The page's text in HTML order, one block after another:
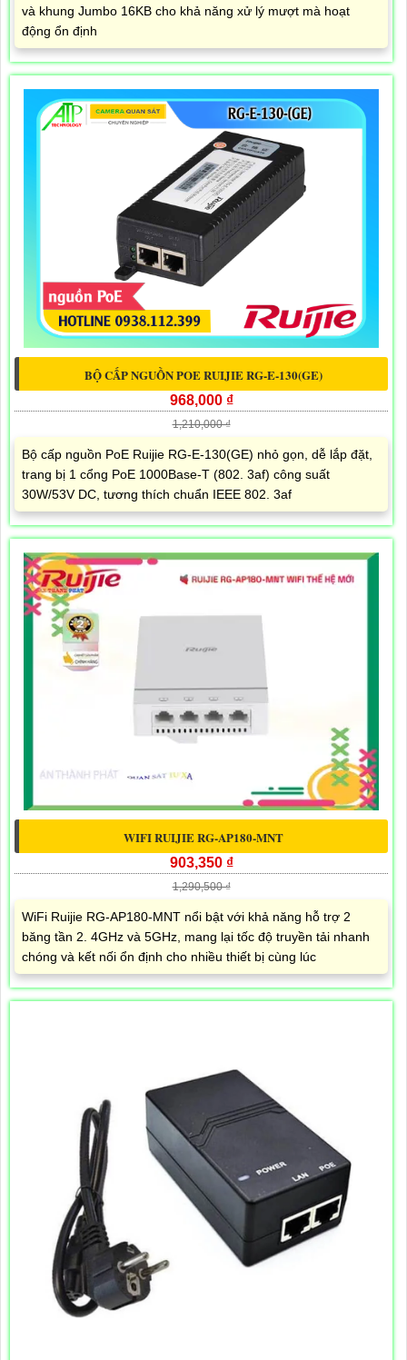
và khung Jumbo 16KB cho khả năng xử lý mượt mà hoạt
động ổn định
BỘ CẤP NGUỒN POE RUIJIE RG-E-130(GE)
968,000 ₫
1,210,000 ₫
Bộ cấp nguồn PoE Ruijie RG-E-130(GE) nhỏ gọn, dễ lắp đặt,
trang bị 1 cổng PoE 1000Base-T (802. 3af) công suất
30W/53V DC, tương thích chuẩn IEEE 802. 3af
WIFI RUIJIE RG-AP180-MNT
903,350 ₫
1,290,500 ₫
WiFi Ruijie RG-AP180-MNT nổi bật với khả năng hỗ trợ 2
băng tần 2. 4GHz và 5GHz, mang lại tốc độ truyền tải nhanh
chóng và kết nối ổn định cho nhiều thiết bị cùng lúc